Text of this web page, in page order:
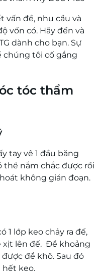
vấn đề, nhu cầu và
vốn có. Hãy đến và
dành cho bạn. Sự
chúng tôi cố gắng
tóc thẩm
tay vê 1 đầu băng
thể nắm chắc được rồi
không gián đoạn.
1 lớp keo chảy ra đế,
xịt lên đế. Để khoảng
để khô. Sau đó
hết keo.